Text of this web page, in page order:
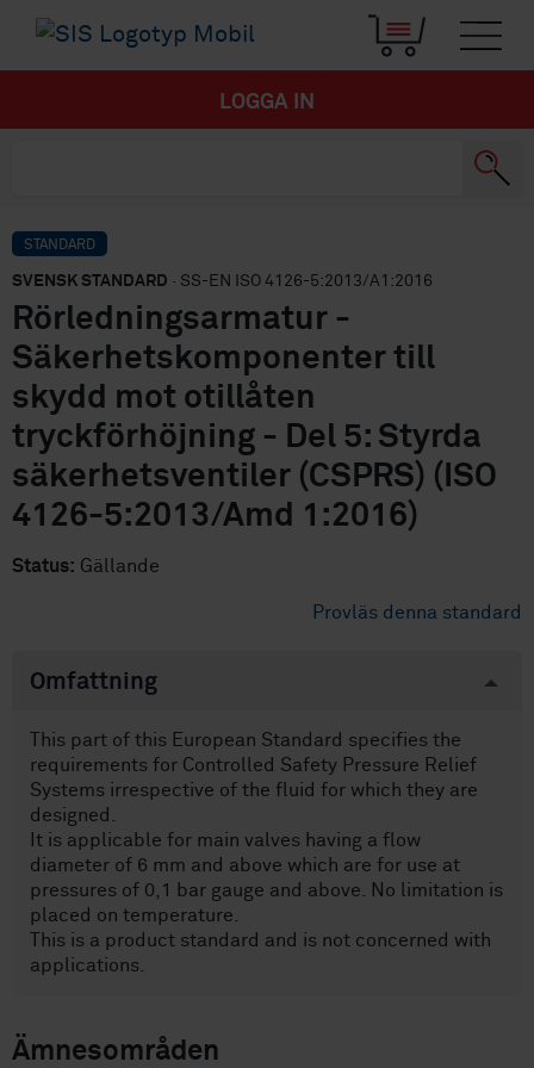
LOGGA IN
STANDARD
SVENSK STANDARD · SS-EN ISO 4126-5:2013/A1:2016
Rörledningsarmatur -
Säkerhetskomponenter till
skydd mot otillåten
tryckförhöjning - Del 5: Styrda
säkerhetsventiler (CSPRS) (ISO
4126-5:2013/Amd 1:2016)
Status: Gällande
Provläs denna standard
Omfattning
This part of this European Standard specifies the
requirements for Controlled Safety Pressure Relief
Systems irrespective of the fluid for which they are
designed.
It is applicable for main valves having a flow
diameter of 6 mm and above which are for use at
pressures of 0,1 bar gauge and above. No limitation is
placed on temperature.
This is a product standard and is not concerned with
applications.
Ämnesområden